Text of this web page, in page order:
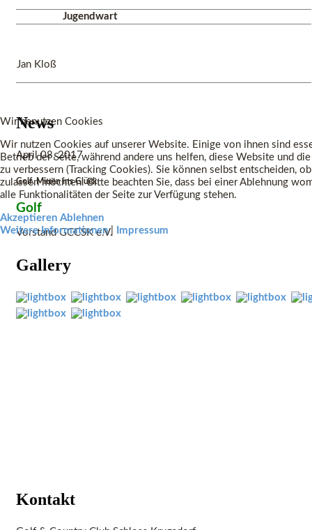
Jugendwart
Jan Kloß
News
April 08, 2017
Golf. Mitten ins Glück
Golf
Vorstand GCCSK e.V.
Gallery
Kontakt
Wir benutzen Cookies
Wir nutzen Cookies auf unserer Website. Einige von ihnen sind
Betrieb der Seite, während andere uns helfen, diese Website und
zu verbessern (Tracking Cookies). Sie können selbst entscheiden,
zulassen möchten. Bitte beachten Sie, dass bei einer Ablehnung
alle Funktionalitäten der Seite zur Verfügung stehen.
Akzeptieren Ablehnen
Weitere Informationen| Impressum